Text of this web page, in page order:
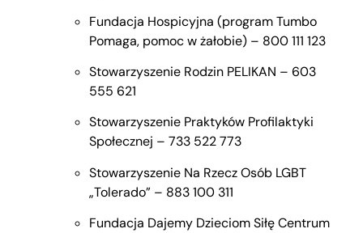
Fundacja Hospicyjna (program Tumbo
Pomaga, pomoc w żałobie) – 800 111 123
Stowarzyszenie Rodzin PELIKAN – 603
555 621
Stowarzyszenie Praktyków Profilaktyki
Społecznej – 733 522 773
Stowarzyszenie Na Rzecz Osób LGBT
„Tolerado” – 883 100 311
Fundacja Dajemy Dzieciom Siłę Centrum